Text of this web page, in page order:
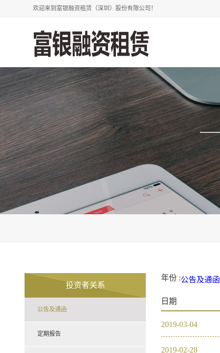
欢迎来到富银融资租赁（深圳）股份有限公司！
投资者关系
公告及通函
2021
定期报告
年份 :公告及通函
推介材料
2026
日期
2019-03-04
2019-02-28